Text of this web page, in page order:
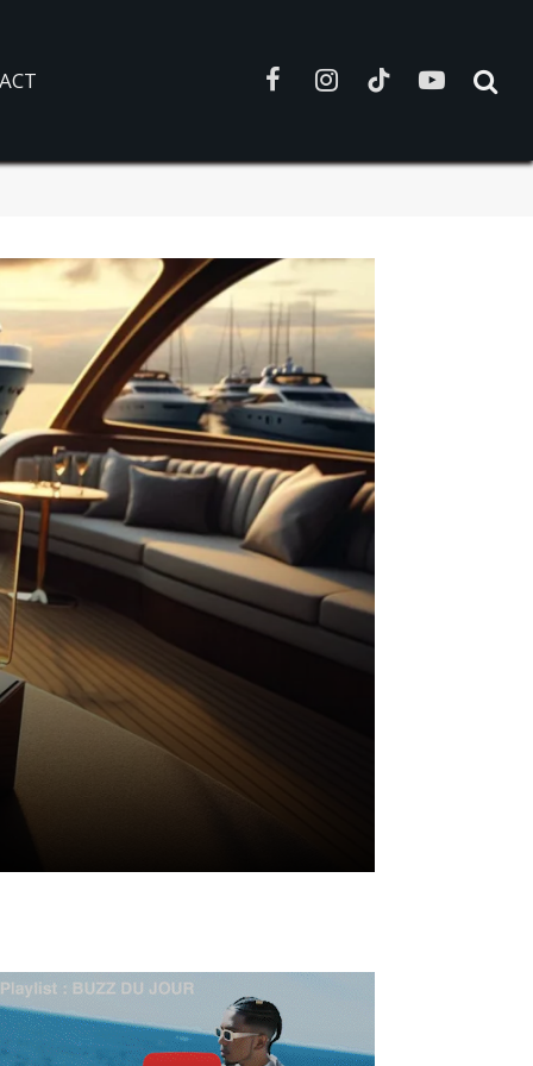
FacebookInstagramTikTokYouTube